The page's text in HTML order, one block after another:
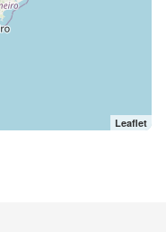
Leaflet